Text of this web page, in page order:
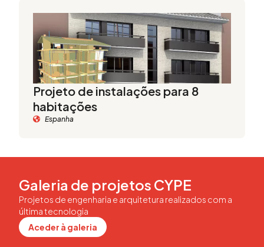
Projeto de instalações para 8
habitações
Espanha
Galeria de projetos CYPE
Projetos de engenharia e arquitetura realizados com a
última tecnologia
Aceder à galeria